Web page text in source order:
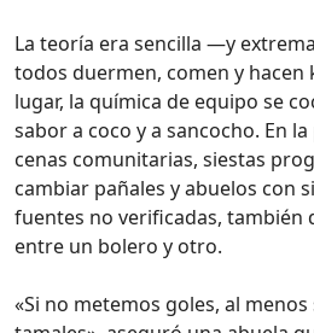
La teoría era sencilla —y
todos duermen, comen y hacen
lugar, la química de equipo se
sabor a coco y a sancocho. En
cenas comunitarias, siestas
cambiar pañales y abuelos con
fuentes no verificadas, también
entre un bolero y otro.
«Si no metemos goles, al